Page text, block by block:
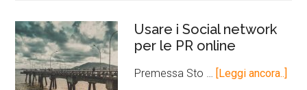
Usare i Social network
per le PR online
Premessa Sto … [Leggi ancora..]